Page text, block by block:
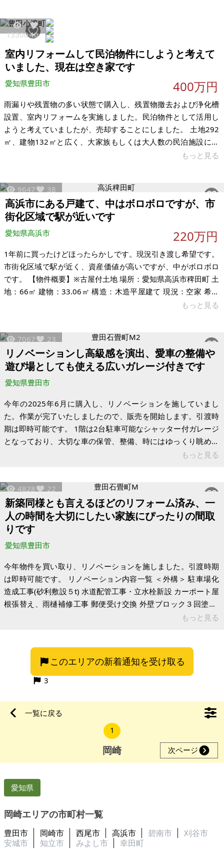
渡しでお願いします。 形状は直角三角形です。集落が近くにあ
ります。国道473号が近くを通っており、本宿（新東名岡崎東
IC、東名音羽蒲郡IC、国道1号）や蒲郡（国道23号 蒲郡IC）か
らのアクセスが良好で
1330040
室内リフォームして民泊物件にしようと考えて
いました、現在は空き家です
愛知県豊田市 400万円
雨漏りや残置物の多い状態で購入し、残置物撤去および浄化槽
設置、室内リフォームを実施しました。民泊物件として活用し
ようと考えていましたが、売却することにしました。 土地292
㎡、建物132㎡と広く、大家族もしくは大人数の民泊施設にで
きます。トイレは汲み取りだったものを新品ウォシュレットと
フォーム費用だけで350万円以上かかっています。庭は広いで
すが、入り口の接道が狭いので敷地内には軽自動車しか入って
これません。 【物件概要】※古屋付土地 場所：愛知県豊田市小
渡町 土地：294.2㎡
もっと見る
9647 38
高浜市にある戸建て、中はボロボロですが、市
街化区域で駅が近いです
愛知県高浜市 220万円
1年前に買ったけどほったらかしです。現況引き渡し希望です。
市街化区域で駅が近く、資産価値が高いですが、中がボロボロ
です。 【物件概要】※古屋付土地 場所：愛知県高浜市稗田町 土
地：66㎡ 建物：33.06㎡ 構造：木造平屋建て 現況：空家 希望
もっと見る
7067 23
リノベーションし高級感を演出、愛車の整備や
遊び場としても使える広いガレージ付きです
愛知県豊田市
今年の2025年6月に購入し、リノベーションを施していまし
た。作業が完了いたしましたので、販売を開始します。引渡時
期は即時可能です。 1階は2台駐車可能なシャッター付ガレージ
となっており、大切な車の保管、整備、時にはゆっくり眺める
ことも可能です。敷地400.09㎡に対して建築面積55.8㎡と敷地
感のある室内空間を演出。勾配天井と高窓で実面積以上の広さ
を感じることができ、日中であれば照明が不要なほどの明るさ
です。単身で使いやすいロフト付き1LDKです。1階のガレージ
と併せて、愛車と趣
もっと見る
4828 22
新築同様とも言えるほどのリフォーム済み、一
人の時間を大切にしたい家族にぴったりの間取
りです
愛知県豊田市
今年物件を買い取り、リノベーションを施しました。引渡時期
は即時可能です。 リノベーション内容一覧 ＜外構＞ 駐車場化
造成工事(砂利敷設５t) 水道配管工事・立水栓新設 カーポート屋
根張替え、雨樋補修工事 郵便受け交換 外壁ブロック３回塗り-
ート全交換 全室照明器具交換-オーデリック社製ダウンライト
ドアホン新規交換-パナソニック製 ＜水回り＞ ユニットバス交
換-LIXILスパージュ1416 キッチン交
もっと見る
このエリアの新着通知を受け取る
3
一覧に戻る
1
岡崎 次ページ
愛知県
岡崎エリアの市町村一覧
豊田市 岡崎市 西尾市 高浜市 碧南市
刈谷市
安城市
知立市 みよし市 幸田町